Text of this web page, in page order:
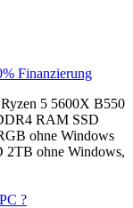
Finanzierung
5 5600X B550
RAM SSD
ohne Windows
2TB ohne Windows,
?